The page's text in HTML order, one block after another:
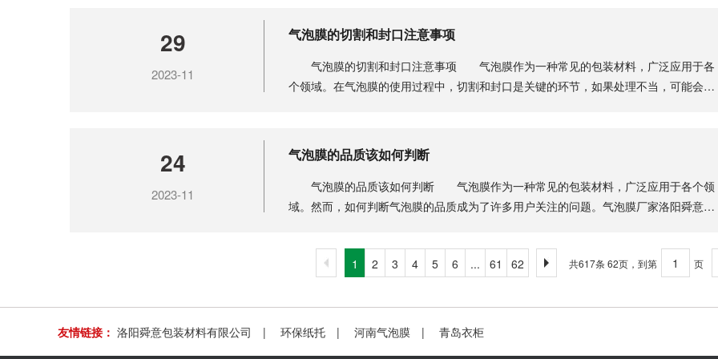
29
2023-11
气泡膜的切割和封口注意事项
气泡膜的切割和封口注意事项 气泡膜作为一种常见的包装材料，广泛应用于各
个领域。在气泡膜的使用过程中，切割和封口是关键的环节，如果处理不当，可能会影
24
2023-11
气泡膜的品质该如何判断
气泡膜的品质该如何判断 气泡膜作为一种常见的包装材料，广泛应用于各个领
域。然而，如何判断气泡膜的品质成为了许多用户关注的问题。气泡膜厂家洛阳舜意包
1 2 3 4 5 6 ... 61 62 共617条 62页，到第 页
友情链接： 洛阳舜意包装材料有限公司 | 环保纸托 | 河南气泡膜 | 青岛衣柜